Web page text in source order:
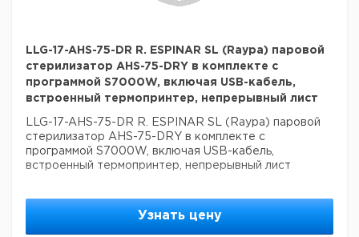
LLG-17-AHS-75-DR R. ESPINAR SL (Raypa) паровой
стерилизатор AHS-75-DRY в комплекте с
программой S7000W, включая USB-кабель,
встроенный термопринтер, непрерывный лист
LLG-17-AHS-75-DR R. ESPINAR SL (Raypa) паровой
стерилизатор AHS-75-DRY в комплекте с
программой S7000W, включая USB-кабель,
встроенный термопринтер, непрерывный лист
Узнать цену